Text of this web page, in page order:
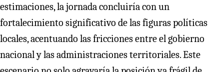
estimaciones, la jornada concluiría con un
fortalecimiento significativo de las figuras políticas
locales, acentuando las fricciones entre el gobierno
nacional y las administraciones territoriales. Este